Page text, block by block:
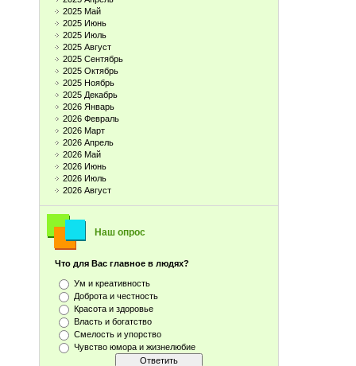
2025 Май
2025 Июнь
2025 Июль
2025 Август
2025 Сентябрь
2025 Октябрь
2025 Ноябрь
2025 Декабрь
2026 Январь
2026 Февраль
2026 Март
2026 Апрель
2026 Май
2026 Июнь
2026 Июль
2026 Август
Наш опрос
Что для Вас главное в людях?
Ум и креативность
Доброта и честность
Красота и здоровье
Власть и богатство
Смелость и упорство
Чувство юмора и жизнелюбие